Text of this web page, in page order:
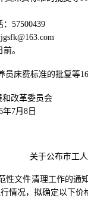
57500439
@163.com
前。
员床费标准的批复等
和改革委员会
年7月 8 日
关于公布市工
性文件清理工作的通
情况，拟确定以下